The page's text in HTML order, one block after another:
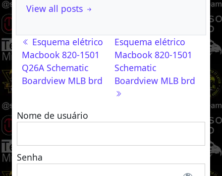
View all posts
Navegação de post
Esquema elétrico
Macbook 820-1501
Q26A Schematic
Boardview MLB brd
Esquema elétrico
Macbook 820-1501
Schematic
Boardview MLB brd
Nome de usuário
Senha